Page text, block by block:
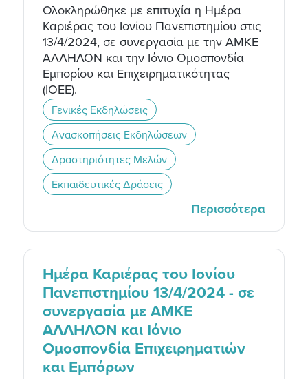
Ολοκληρώθηκε με επιτυχία η Ημέρα
Καριέρας του Ιονίου Πανεπιστημίου στις
13/4/2024, σε συνεργασία με την ΑΜΚΕ
ΑΛΛΗΛΟΝ και την Ιόνιο Ομοσπονδία
Εμπορίου και Επιχειρηματικότητας
(ΙΟΕΕ).
Γενικές Εκδηλώσεις
Ανασκοπήσεις Εκδηλώσεων
Δραστηριότητες Μελών
Εκπαιδευτικές Δράσεις
Περισσότερα
Ημέρα Καριέρας του Ιονίου
Πανεπιστημίου 13/4/2024 - σε
συνεργασία με ΑΜΚΕ
ΑΛΛΗΛΟΝ και Ιόνιο
Ομοσπονδία Επιχειρηματιών
και Εμπόρων